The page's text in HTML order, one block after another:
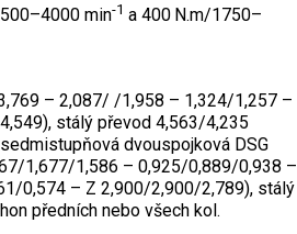
min-1 a 400 N.m/1750–
– 2,087/ /1,958 – 1,324/1,257 –
stálý převod 4,563/4,235
dvouspojková DSG
1,677/1,586 – 0,925/0,889/0,938 –
0,574 – Z 2,900/2,900/2,789), stálý
předních nebo všech kol.